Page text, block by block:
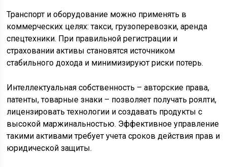
Транспорт и оборудование можно применять в
коммерческих целях: такси, грузоперевозки, аренда
спецтехники. При правильной регистрации и
страховании активы становятся источником
стабильного дохода и минимизируют риски потерь.
Интеллектуальная собственность – авторские права,
патенты, товарные знаки – позволяет получать роялти,
лицензировать технологии и создавать продукты с
высокой маржинальностью. Эффективное управление
такими активами требует учета сроков действия прав и
юридической защиты.